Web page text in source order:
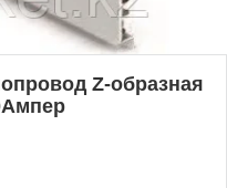
Z-образная